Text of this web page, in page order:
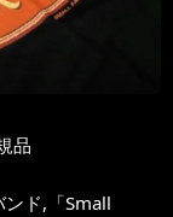
品
ド,「Small